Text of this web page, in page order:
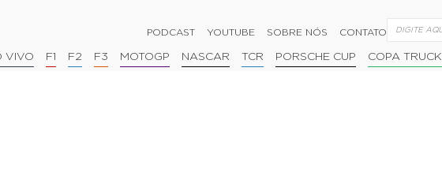
PODCAST YOUTUBE SOBRE NÓS CONTATO
VIVO F1 F2 F3 MOTOGP NASCAR TCR PORSCHE CUP COPA TRUCK